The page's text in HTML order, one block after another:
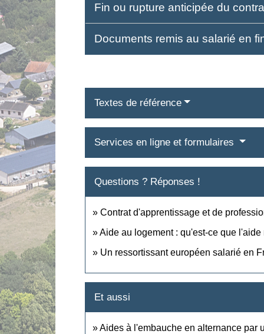
Fin ou rupture anticipée du
Documents remis au salarié en
Textes de référence
Services en ligne et formulaires
Questions ? Réponses !
Contrat d'apprentissage et de
Aide au logement : qu'est-ce que
Un ressortissant européen salarié en
Et aussi
Aides à l'embauche en alternance par